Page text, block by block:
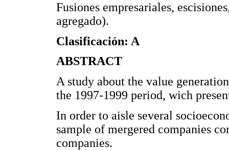
Fusiones empresariales,
agregado).
Clasificación: A
ABSTRACT
A study about the value
the 1997-1999 period, wich
In order to aisle several
sample of mergered companies
companies.